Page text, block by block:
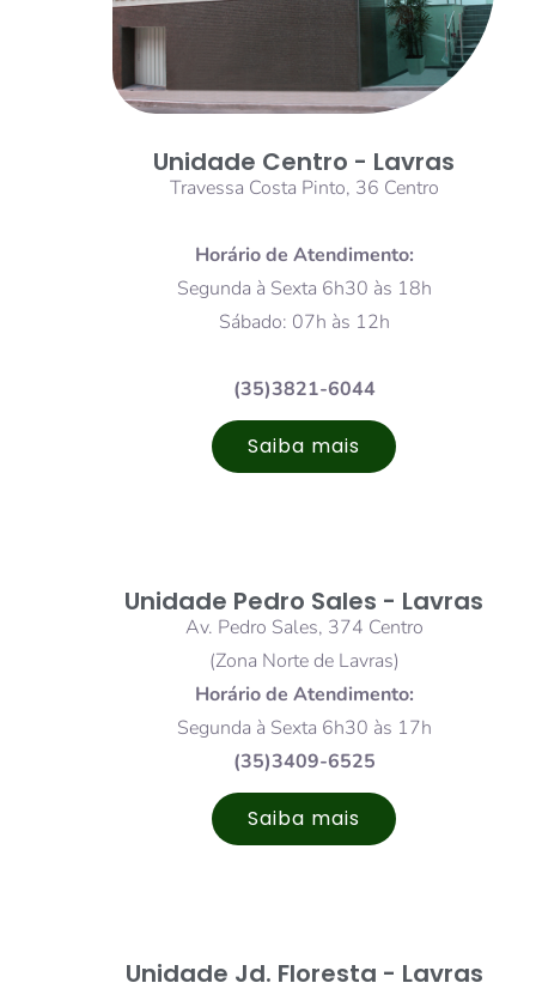
Unidade Centro - Lavras
Travessa Costa Pinto, 36 Centro
Horário de Atendimento:
Segunda à Sexta 6h30 às 18h
Sábado: 07h às 12h
(35)3821-6044
Saiba mais
Unidade Pedro Sales - Lavras
Av. Pedro Sales, 374 Centro
(Zona Norte de Lavras)
Horário de Atendimento:
Segunda à Sexta 6h30 às 17h
(35)3409-6525
Saiba mais
Unidade Jd. Floresta - Lavras